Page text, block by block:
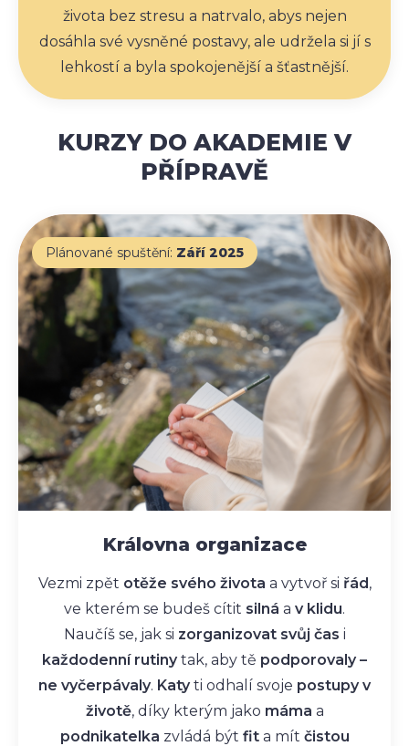
života bez stresu a natrvalo, abys nejen
dosáhla své vysněné postavy, ale udržela si jí s
lehkostí a byla spokojenější a šťastnější.
KURZY DO AKADEMIE V
PŘÍPRAVĚ
Plánované spuštění: Září 2025
Královna organizace
Vezmi zpět otěže svého života a vytvoř si řád,
ve kterém se budeš cítit silná a v klidu.
Naučíš se, jak si zorganizovat svůj čas i
každodenní rutinytak, aby tě podporovaly –
ne vyčerpávaly. Katyti odhalí svoje postupy v
životě, díky kterým jako máma a
podnikatelka zvládá být fita mít čistou